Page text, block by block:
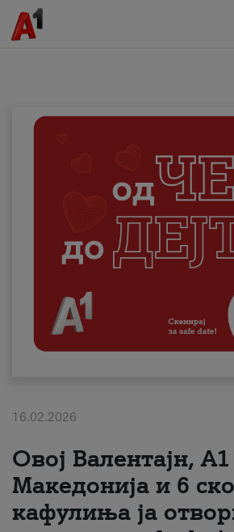
Деловни
Поддршка
Надополни кредит
Плати сметка
#ПодобарОнлајн
16.02.2026
Овој Валентајн, A1
Македонија и 6
кафулиња ја